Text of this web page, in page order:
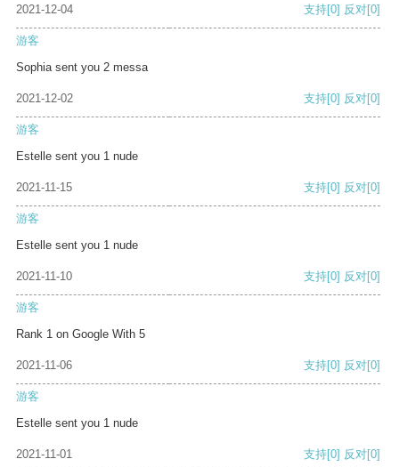
2021-12-04 支持[0] 反对[0]
游客
Sophia sent you 2 messa
2021-12-02 支持[0] 反对[0]
游客
Estelle sent you 1 nude
2021-11-15 支持[0] 反对[0]
游客
Estelle sent you 1 nude
2021-11-10 支持[0] 反对[0]
游客
Rank 1 on Google With 5
2021-11-06 支持[0] 反对[0]
游客
Estelle sent you 1 nude
2021-11-01 支持[0] 反对[0]